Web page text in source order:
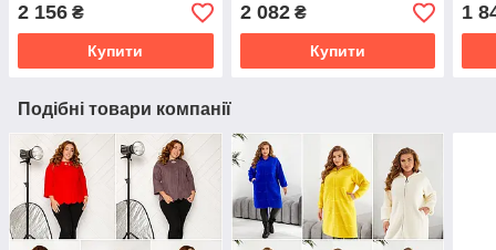
2 156 ₴
Купити
2 082₴
Купити
1
Подібні товари компанії